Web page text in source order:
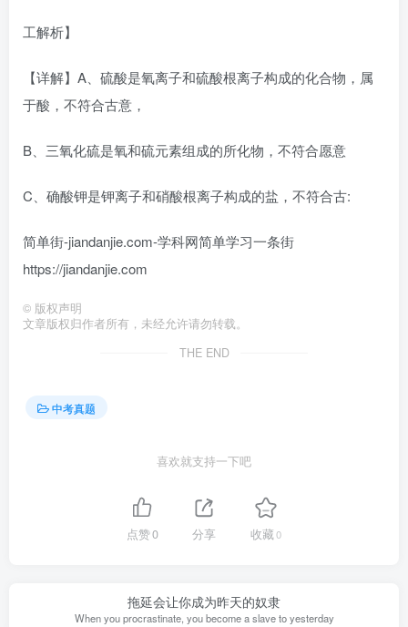
工解析】
【详解】A、硫酸是氧离子和硫酸根离子构成的化合物，属
于酸，不符合古意，
B、三氧化硫是氧和硫元素组成的所化物，不符合愿意
C、确酸钾是钾离子和硝酸根离子构成的盐，不符合古:
简单街-jiandanjie.com-学科网简单学习一条街
https://jiandanjie.com
© 版权声明
文章版权归作者所有，未经允许请勿转载。
THE END
中考真题
喜欢就支持一下吧
点赞0 分享 收藏0
拖延会让你成为昨天的奴隶
When you procrastinate, you become a slave to yesterday